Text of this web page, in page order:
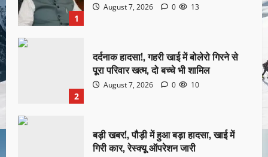
1
August 7, 2026 0 13
2
दर्दनाक हादसा!, गहरी खाई में बोलेरो गिरने से
पूरा परिवार खत्म, दो बच्चे भी शामिल
August 7, 2026 0 10
बड़ी खबर!, पौड़ी में हुआ बड़ा हादसा, खाई में
गिरी कार, रेस्क्यू ऑपरेशन जारी